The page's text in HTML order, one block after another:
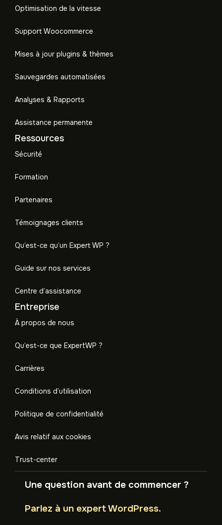
Optimisation de la vitesse
Support Woocommerce
Mises à jour plugins & thèmes
Sauvegardes automatisées
Analyses & Rapports
Assistance permanente
Ressources
Sécurité
Formation
Partenaires
Témoignages clients
Qu’est-ce qu’un Expert WP ?
Guide sur nos services
Centre d’assistance
Entreprise
À propos de nous
Qu’est-ce que ExpertWP ?
Carrières
Conditions d’utilisation
Politique de confidentialité
Avis relatif aux cookies
Trust-center
Une question avant de commencer ?
Parlez à un expert WordPress.